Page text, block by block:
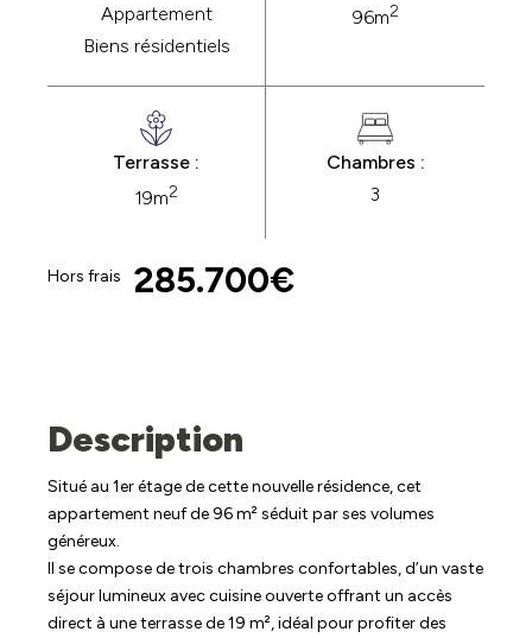
Appartement
Biens résidentiels
96m2
Terrasse :
19m2
Chambres :
3
Hors frais 285.700€
Description
Situé au 1er étage de cette nouvelle résidence, cet
appartement neuf de 96 m² séduit par ses volumes
généreux.
Il se compose de trois chambres confortables, d’un vaste
séjour lumineux avec cuisine ouverte offrant un accès
direct à une terrasse de 19 m², idéal pour profiter des